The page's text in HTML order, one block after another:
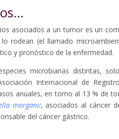
asociados a un tumor es un
rodean (el llamado
y pronóstico de la enfermedad.
microbianas distintas,
Internacional de
anuales, en torno al 13 % de
morganii, asociados al cáncer
del cáncer gástrico.